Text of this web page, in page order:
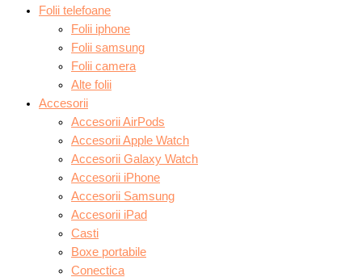
Folii telefoane
Folii iphone
Folii samsung
Folii camera
Alte folii
Accesorii
Accesorii AirPods
Accesorii Apple Watch
Accesorii Galaxy Watch
Accesorii iPhone
Accesorii Samsung
Accesorii iPad
Casti
Boxe portabile
Conectica